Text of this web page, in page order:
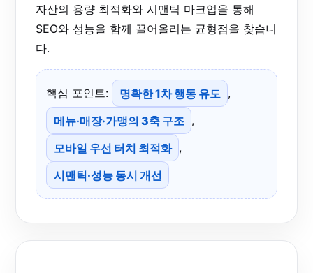
자산의 용량 최적화와 시맨틱 마크업을 통해
SEO와 성능을 함께 끌어올리는 균형점을 찾습니
다.
핵심 포인트: 명확한 1차 행동 유도 ,
메뉴·매장·가맹의 3축 구조 ,
모바일 우선 터치 최적화 ,
시맨틱·성능 동시 개선